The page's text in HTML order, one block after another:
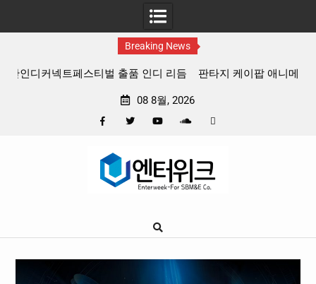
Breaking News
판타지 케이팝 애니메이션 ‘고스트밴드’ 8월 26일(수) 개봉
08 8월, 2026
Google